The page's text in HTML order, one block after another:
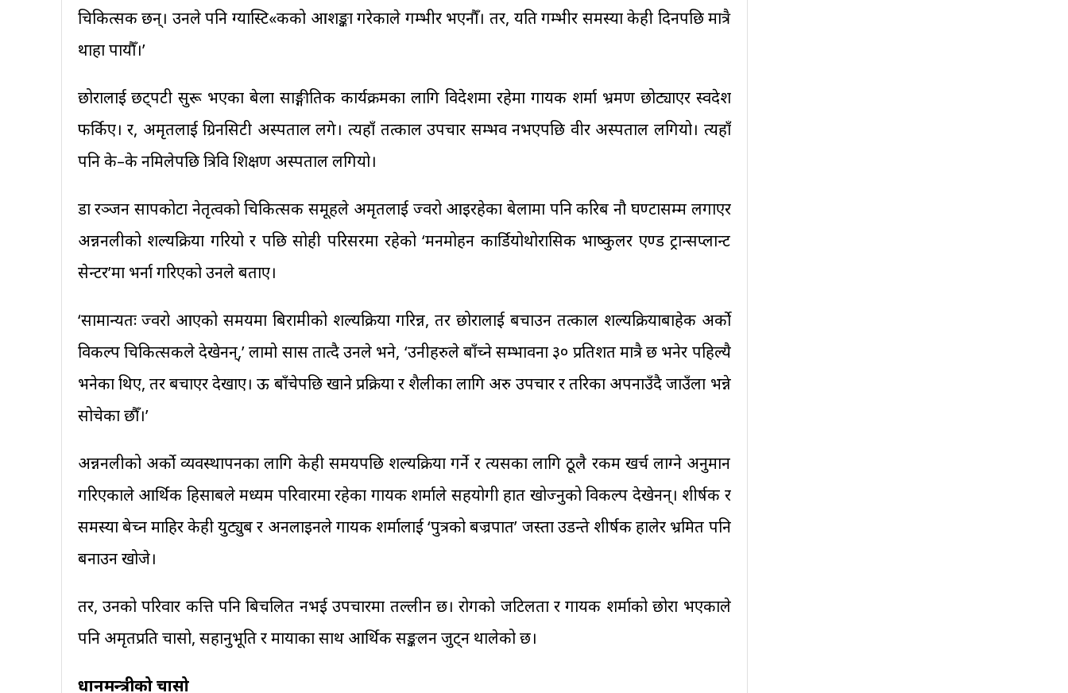
चिकित्सक छन्। उनले पनि ग्यास्टि«कको आशङ्का गरेकाले गम्भीर भएनौँ। तर, यति गम्भीर समस्या केही दिनपछि मात्रै
थाहा पायौँ।’
छोरालाई छट्पटी सुरू भएका बेला साङ्गीतिक कार्यक्रमका लागि विदेशमा रहेमा गायक शर्मा भ्रमण छोट्याएर स्वदेश
फर्किए। र, अमृतलाई ग्रिनसिटी अस्पताल लगे। त्यहाँ तत्काल उपचार सम्भव नभएपछि वीर अस्पताल लगियो। त्यहाँ
पनि के–के नमिलेपछि त्रिवि शिक्षण अस्पताल लगियो।
डा रञ्जन सापकोटा नेतृत्वको चिकित्सक समूहले अमृतलाई ज्वरो आइरहेका बेलामा पनि करिब नौ घण्टासम्म लगाएर
अन्ननलीको शल्यक्रिया गरियो र पछि सोही परिसरमा रहेको ‘मनमोहन कार्डियोथोरासिक भाष्कुलर एण्ड ट्रान्सप्लान्ट
सेन्टर’मा भर्ना गरिएको उनले बताए।
‘सामान्यतः ज्वरो आएको समयमा बिरामीको शल्यक्रिया गरिन्न, तर छोरालाई बचाउन तत्काल शल्यक्रियाबाहेक अर्को
विकल्प चिकित्सकले देखेनन्,’ लामो सास तात्दै उनले भने, ‘उनीहरुले बाँच्ने सम्भावना ३० प्रतिशत मात्रै छ भनेर पहिल्यै
भनेका थिए, तर बचाएर देखाए। ऊ बाँचेपछि खाने प्रक्रिया र शैलीका लागि अरु उपचार र तरिका अपनाउँदै जाउँला भन्ने
सोचेका छौँ।’
अन्ननलीको अर्को व्यवस्थापनका लागि केही समयपछि शल्यक्रिया गर्ने र त्यसका लागि ठूलै रकम खर्च लाग्ने अनुमान
गरिएकाले आर्थिक हिसाबले मध्यम परिवारमा रहेका गायक शर्माले सहयोगी हात खोज्नुको विकल्प देखेनन्। शीर्षक र
समस्या बेच्न माहिर केही युट्युब र अनलाइनले गायक शर्मालाई ‘पुत्रको बज्रपात’ जस्ता उडन्ते शीर्षक हालेर भ्रमित पनि
बनाउन खोजे।
तर, उनको परिवार कत्ति पनि बिचलित नभई उपचारमा तल्लीन छ। रोगको जटिलता र गायक शर्माको छोरा भएकाले
पनि अमृतप्रति चासो, सहानुभूति र मायाका साथ आर्थिक सङ्कलन जुट्न थालेको छ।
प्रधानमन्त्रीको चासो